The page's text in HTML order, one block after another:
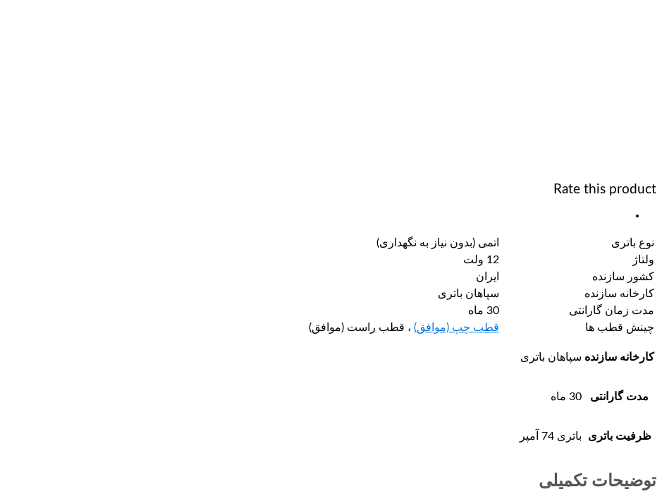
Rate this product
نوع باتری
اتمی (بدون نیاز به نگهداری)
ولتاژ
12 ولت
کشور سازنده
ایران
کارخانه سازنده
سپاهان باتری
مدت زمان گارانتی
30 ماه
چینش قطب ها
قطب چپ (موافق) ، قطب راست (موافق)
کارخانه سازنده سپاهان باتری
مدت گارانتی 30 ماه
ظرفیت باتری باتری 74 آمپر
توضیحات تکمیلی